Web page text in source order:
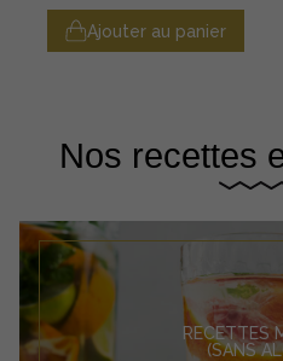
Ajouter au panier
Nos recettes
RECETTES
(SANS